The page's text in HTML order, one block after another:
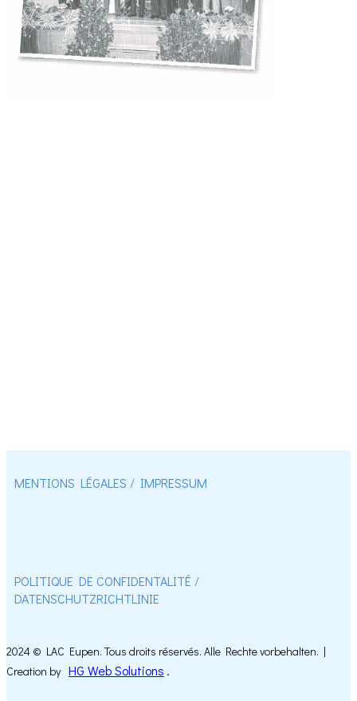
MENTIONS LÉGALES / IMPRESSUM
POLITIQUE DE CONFIDENTALITÉ / ​
DATENSCHUTZRICHTLINIE
2024 © LAC Eupen. Tous droits réservés. Alle Rechte vorbehalten. |
Creation by HG Web Solutions .